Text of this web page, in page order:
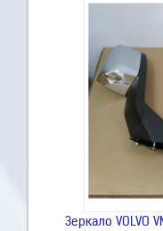
Зеркало VOLVO